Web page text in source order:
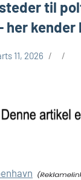
til
her kender
11, 2026